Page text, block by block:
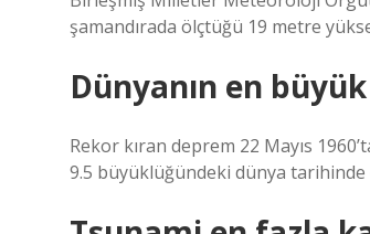
şamandırada ölçtüğü 19 metre
Dünyanın en
Rekor kıran deprem 22 Mayıs
9.5 büyüklüğündeki dünya